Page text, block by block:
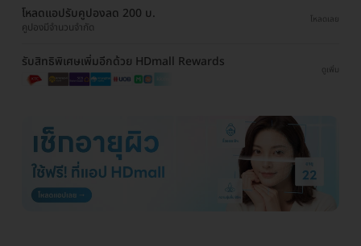
โหลดแอปรับคูปองลด 200 บ.
คูปองมีจำนวนจำกัด
โหลดเลย
รับสิทธิพิเศษเพิ่มอีกด้วย HDmall Rewards
ดูเพิ่ม